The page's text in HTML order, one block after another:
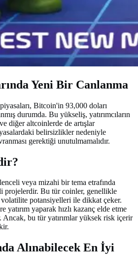
Yeni Bir Canlanma
Bitcoin'in 93,000 doları
durumda. Bu yükseliş, yatırımcıların
diğer altcoinlerde de artışlar
belirsizlikler nedeniyle
gerektiği unutulmamalıdır.
veya mizahi bir tema etrafında
projelerdir. Bu tür coinler, genellikle
potansiyelleri ile dikkat çeker.
yatırım yaparak hızlı kazanç elde etme
Ancak, bu tür yatırımlar yüksek risk içerir
Alınabilecek En İyi